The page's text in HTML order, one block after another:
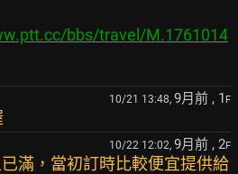
bbs/travel/M.1761014
10/21 13:48, 9月前 , 1 F
10/22 12:02, 9月前 , 2F
滿，當初訂時比較便宜提供給